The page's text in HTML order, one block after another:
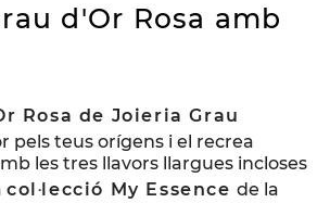
d'Or Rosa amb
Rosa de Joieria Grau
pels teus orígens i el recrea
les tres llavors llargues incloses
col·lecció My Essencede la